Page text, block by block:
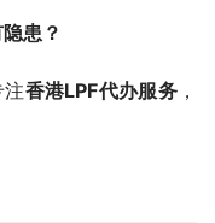
患？
注香港LPF代办服务 ，